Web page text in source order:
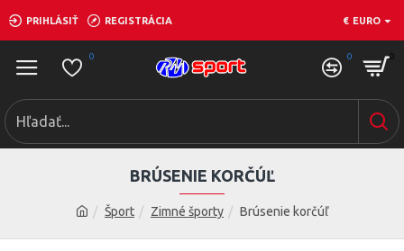
PRIHLÁSIŤ REGISTRÁCIA € EURO
0 0 0
Šport Zimné športy Brúsenie korčúľ
BRÚSENIE KORČÚĽ